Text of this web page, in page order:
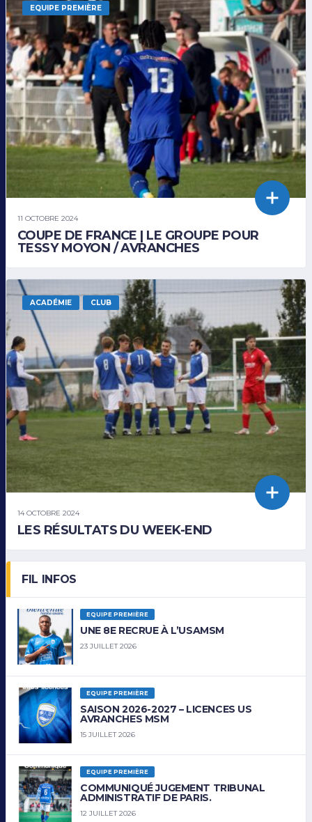
EQUIPE PREMIÈRE
11 OCTOBRE 2024
COUPE DE FRANCE | LE GROUPE POUR
TESSY MOYON / AVRANCHES
ACADÉMIE CLUB
14 OCTOBRE 2024
LES RÉSULTATS DU WEEK-END
FIL INFOS
EQUIPE PREMIÈRE
UNE 8E RECRUE À L’USAMSM
23 JUILLET 2026
EQUIPE PREMIÈRE
SAISON 2026-2027 – LICENCES US
AVRANCHES MSM
15 JUILLET 2026
EQUIPE PREMIÈRE
COMMUNIQUÉ JUGEMENT TRIBUNAL
ADMINISTRATIF DE PARIS.
12 JUILLET 2026